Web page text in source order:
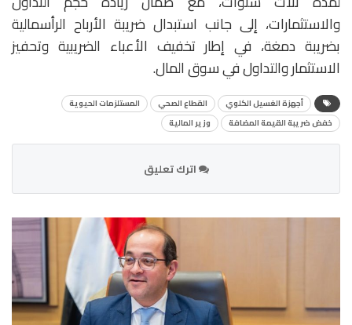
والاستثمارات، إلى جانب استبدال ضريبة الأرباح الرأسمالية
بضريبة دمغة، في إطار تخفيف الأعباء الضريبية وتحفيز
الاستثمار والتداول في سوق المال.
أجهزة الغسيل الكلوي القطاع الصحي
المستلزمات الحيوية
خفض ضريبة القيمة المضافة
وزير المالية
اترك تعليق